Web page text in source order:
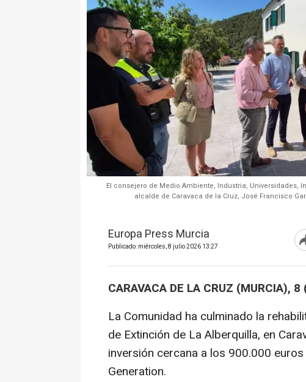
El consejero de Medio Ambiente, Industria, Universidades,
alcalde de Caravaca de la Cruz, José Francisco
Europa Press Murcia
Publicado: miércoles, 8 julio 2026 13:27
CARAVACA DE LA CRUZ (MURCIA), 8
La Comunidad ha culminado la
de Extinción de La Alberquilla, en
inversión cercana a los 900.000
Generation.